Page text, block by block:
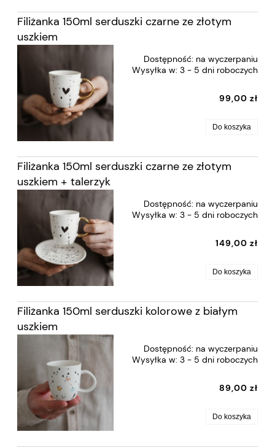
Filiżanka 150ml serduszki czarne ze złotym
uszkiem
Dostępność: na wyczerpaniu
Wysyłka w: 3 - 5 dni roboczych
99,00 zł
Do koszyka
Filiżanka 150ml serduszki czarne ze złotym
uszkiem + talerzyk
Dostępność: na wyczerpaniu
Wysyłka w: 3 - 5 dni roboczych
149,00 zł
Do koszyka
Filiżanka 150ml serduszki kolorowe z białym
uszkiem
Dostępność: na wyczerpaniu
Wysyłka w: 3 - 5 dni roboczych
89,00 zł
Do koszyka